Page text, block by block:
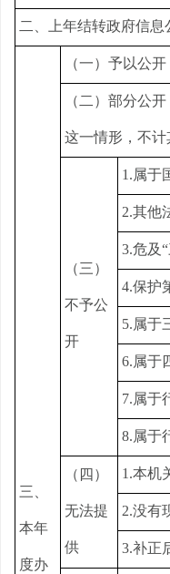
二、上年结转政府信息
三、
本年
度办
（一）予以公开
（二）部分公
这一情形，不计
（三）
不予公
开
1.属于
2.其他
3.危及
4.保护
5.属于
6.属于
7.属于
8.属于
（四）
无法提
供
1.本机
2.没有
3.补正